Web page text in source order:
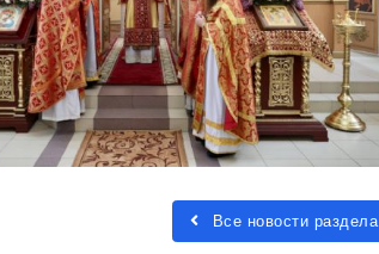
Все новости раздела